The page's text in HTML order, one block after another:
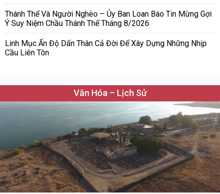
Thánh Thể Và Người Nghèo – Ủy Ban Loan Báo Tin Mừng Gợi
Ý Suy Niệm Chầu Thánh Thể Tháng 8/2026
Linh Mục Ấn Độ Dấn Thân Cả Đời Để Xây Dựng Những Nhịp
Cầu Liên Tôn
Văn Hóa – Lịch Sử